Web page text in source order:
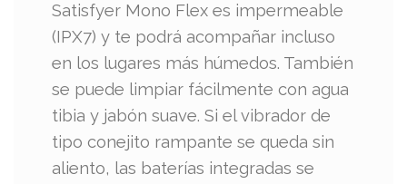
Satisfyer Mono Flex es impermeable
(IPX7) y te podrá acompañar incluso
en los lugares más húmedos. También
se puede limpiar fácilmente con agua
tibia y jabón suave. Si el vibrador de
tipo conejito rampante se queda sin
aliento, las baterías integradas se